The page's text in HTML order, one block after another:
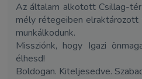
Az általam alkotott Csillag-
mély rétegeiben
munkálkodunk.
Missziónk, hogy Igazi
élhesd!
Boldogan. Kiteljesedve.